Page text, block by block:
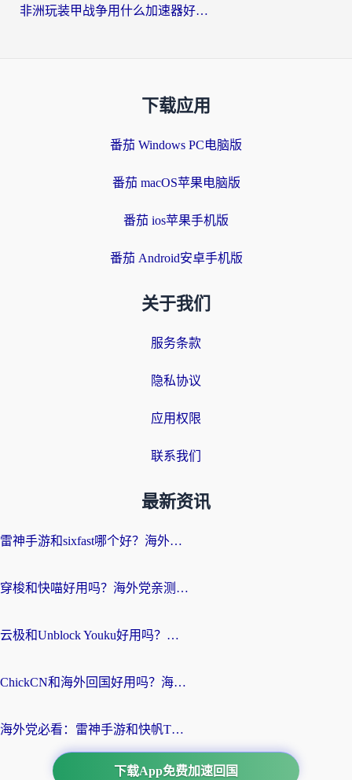
非洲玩装甲战争用什么加速器好？海外党亲测有效的国服游戏加速方案
下载应用
番茄 Windows PC电脑版
番茄 macOS苹果电脑版
番茄 ios苹果手机版
番茄 Android安卓手机版
关于我们
服务条款
隐私协议
应用权限
联系我们
最新资讯
雷神手游和sixfast哪个好？海外党亲测3款回国加速器，教你选对不踩坑
穿梭和快喵好用吗？海外党亲测：小众加速器对比+番茄加速器深度体验
云极和Unblock Youku好用吗？海外党亲测+2026回国加速器避坑指南
ChickCN和海外回国好用吗？海外党2026亲测：从手游到影音，选对加速器的3个关键
海外党必看：雷神手游和快帆TV版好用吗？3步选对回国加速器不踩坑
下载App免费加速回国